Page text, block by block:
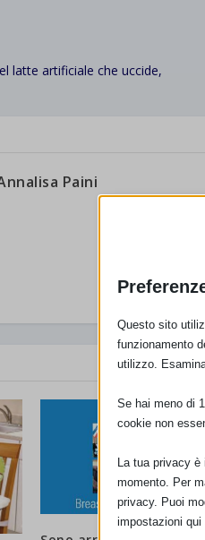
latte artificiale che uccide,
Paini
Questo sito
funzionamento
utilizzo.
Se hai meno di
cookie non
La tua privacy
momento. Per
privacy. Puoi
impostazioni qui